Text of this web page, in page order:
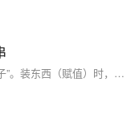
Shell脚本里的变量就像一个个贴着标签的“箱子”。装东西（赋值）时，=两边千万不能有空格。用单引号''装进去的东西会原封不动，用双引号""则会让里面的$变量先“变身”再装箱。默认箱子只能在当前“房间”（Shell进程）用，想让隔壁房间（子进程）也能看到，就得给箱子盖个export的“出口”戳。此外，Shell还自带了$?（上条命令的成绩单）和$1（别人递进来的第一个包裹）等许多特殊箱子，非常有用。